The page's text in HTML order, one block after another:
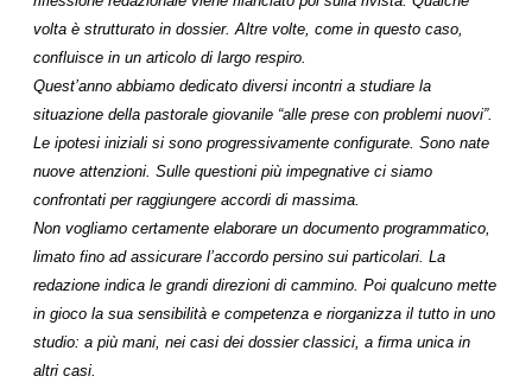
volta è strutturato in dossier. Altre volte, come in questo caso,
confluisce in un articolo di largo respiro.
Quest’anno abbiamo dedicato diversi incontri a studiare la
situazione della pastorale giovanile “alle prese con problemi nuovi”.
Le ipotesi iniziali si sono progressivamente configurate. Sono nate
nuove attenzioni. Sulle questioni più impegnative ci siamo
confrontati per raggiungere accordi di massima.
Non vogliamo certamente elaborare un documento programmatico,
limato fino ad assicurare l’accordo persino sui particolari. La
redazione indica le grandi direzioni di cammino. Poi qualcuno mette
in gioco la sua sensibilità e competenza e riorganizza il tutto in uno
studio: a più mani, nei casi dei dossier classici, a firma unica in
altri casi.